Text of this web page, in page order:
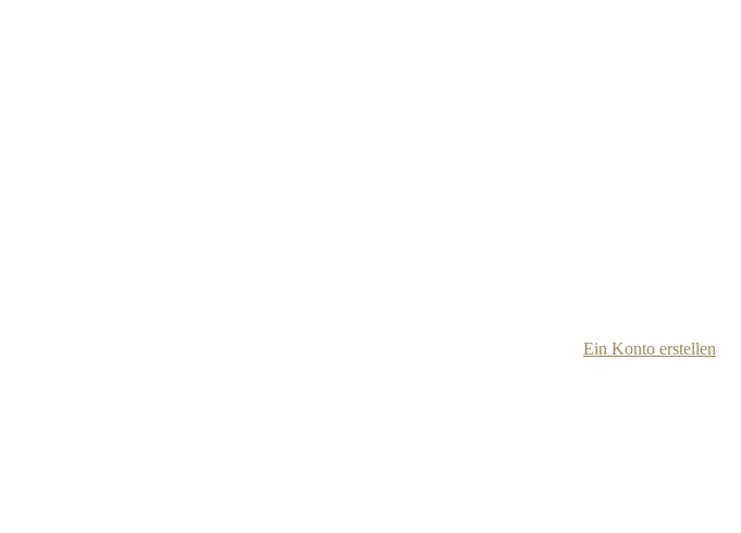
Ein Konto erstellen